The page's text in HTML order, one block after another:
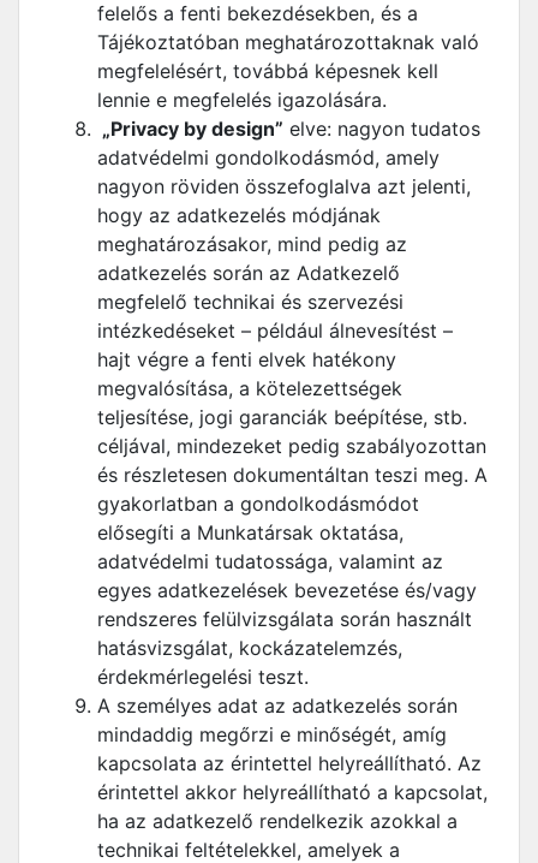
felelős a fenti bekezdésekben, és a
Tájékoztatóban meghatározottaknak való
megfelelésért, továbbá képesnek kell
lennie e megfelelés igazolására.
„Privacy by design” elve: nagyon tudatos
adatvédelmi gondolkodásmód, amely
nagyon röviden összefoglalva azt jelenti,
hogy az adatkezelés módjának
meghatározásakor, mind pedig az
adatkezelés során az Adatkezelő
megfelelő technikai és szervezési
intézkedéseket – például álnevesítést –
hajt végre a fenti elvek hatékony
megvalósítása, a kötelezettségek
teljesítése, jogi garanciák beépítése, stb.
céljával, mindezeket pedig szabályozottan
és részletesen dokumentáltan teszi meg. A
gyakorlatban a gondolkodásmódot
elősegíti a Munkatársak oktatása,
adatvédelmi tudatossága, valamint az
egyes adatkezelések bevezetése és/vagy
rendszeres felülvizsgálata során használt
hatásvizsgálat, kockázatelemzés,
érdekmérlegelési teszt.
A személyes adat az adatkezelés során
mindaddig megőrzi e minőségét, amíg
kapcsolata az érintettel helyreállítható. Az
érintettel akkor helyreállítható a kapcsolat,
ha az adatkezelő rendelkezik azokkal a
technikai feltételekkel, amelyek a